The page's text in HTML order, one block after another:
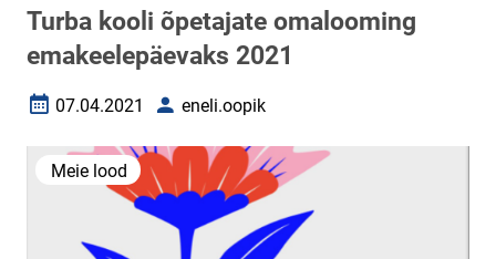
Turba kooli õpetajate omalooming
emakeelepäevaks 2021
Loomise kuupäev
07.04.2021 Autoreneli.oopik
Meie lood